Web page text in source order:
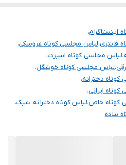
اینستاگرام،
فانتزی،لباس مجلسی کوتاه عروسکی،
،لباس مجلسی کوتاه اسپرت،
،لباس مجلسی کوتاه خوشگل،
دخترانه،
ایرانی،
کوتاه خاص،لباس کوتاه دخترانه شیک،
ساده